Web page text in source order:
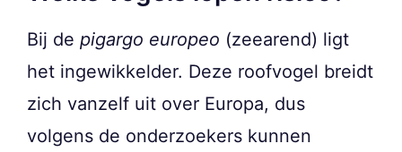
Bij de pigargo europeo (zeearend) ligt
het ingewikkelder. Deze roofvogel breidt
zich vanzelf uit over Europa, dus
volgens de onderzoekers kunnen